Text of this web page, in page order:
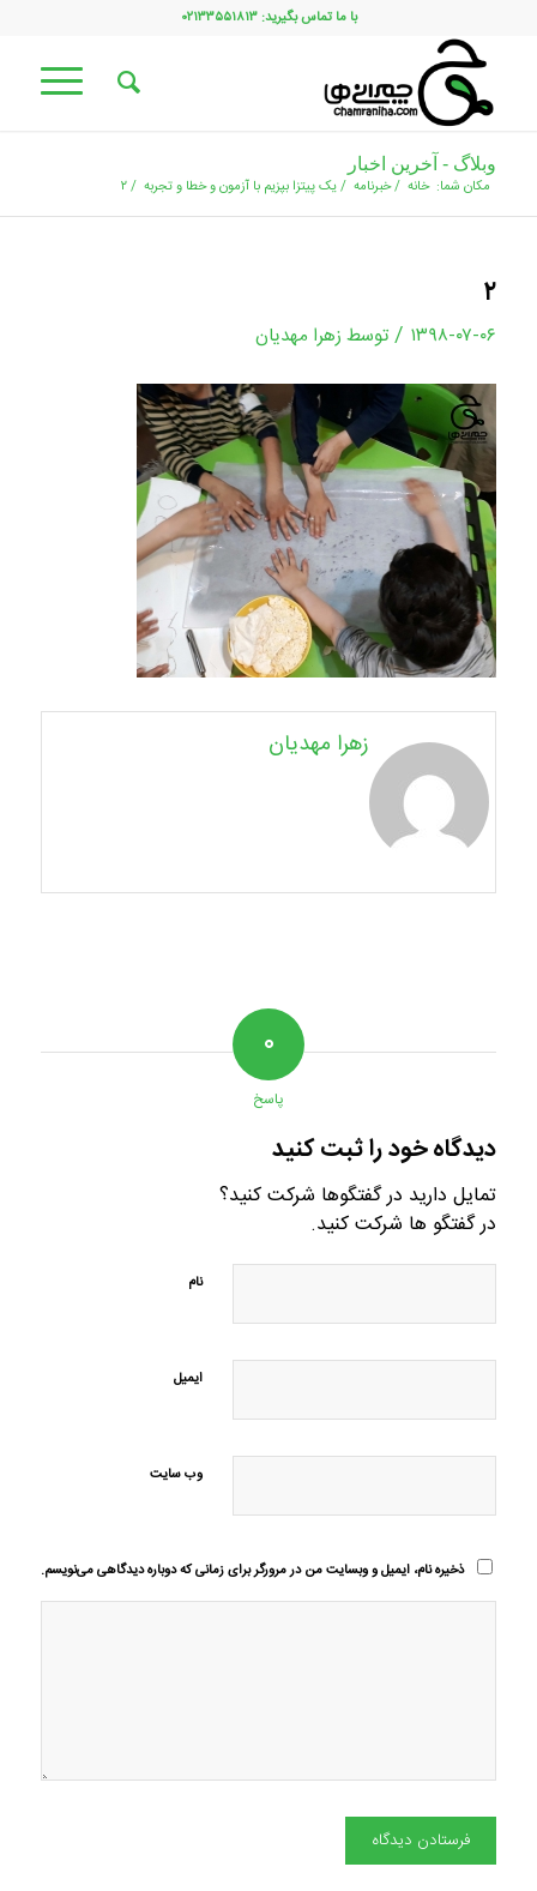
با ما تماس بگیرید: ۰۲۱۳۳۵۵۱۸۱۳
وبلاگ - آخرین اخبار
مکان شما: خانه /خبرنامه /یک پیتزا بپزیم با آزمون و خطا و تجربه /۲
۲
۱۳۹۸-۰۷-۰۶ / توسط زهرا مهدیان
زهرا مهدیان
۰
پاسخ
دیدگاه خود را ثبت کنید
تمایل دارید در گفتگوها شرکت کنید؟
در گفتگو ها شرکت کنید.
نام
ایمیل
وب‌ سایت
ذخیره نام، ایمیل و وبسایت من در مرورگر برای زمانی که دوباره دیدگاهی می‌نویسم.